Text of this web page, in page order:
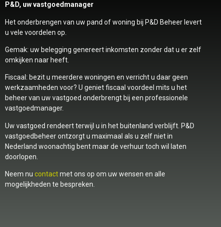
P&D, uw vastgoedmanager
Het onderbrengen van uw pand of woning bij P&D Beheer levert
u vele voordelen op.
Gemak: uw belegging genereert inkomsten zonder dat u er zelf
omkijken naar heeft.
Fiscaal: bezit u meerdere woningen en verricht u daar geen
werkzaamheden voor? U geniet fiscaal voordeel mits u het
beheer van uw vastgoed onderbrengt bij een professionele
vastgoedmanager.
Uw vastgoed rendeert terwijl u in het buitenland verblijft. P&D
vastgoedbeheer ontzorgt u maximaal als u zelf niet in
Nederland woonachtig bent maar de verhuur toch wil laten
doorlopen.
Neem nu contactmet ons op om uw wensen en alle
mogelijkheden te bespreken.